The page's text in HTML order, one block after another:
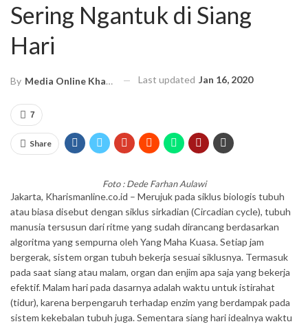
Sering Ngantuk di Siang
Hari
By Media Online Kharismanews.id Last updated Jan 16, 2020
7
Share
Foto : Dede Farhan Aulawi
Jakarta, Kharismanline.co.id – Merujuk pada siklus biologis tubuh
atau biasa disebut dengan siklus sirkadian (Circadian cycle), tubuh
manusia tersusun dari ritme yang sudah dirancang berdasarkan
algoritma yang sempurna oleh Yang Maha Kuasa. Setiap jam
bergerak, sistem organ tubuh bekerja sesuai siklusnya. Termasuk
pada saat siang atau malam, organ dan enjim apa saja yang bekerja
efektif. Malam hari pada dasarnya adalah waktu untuk istirahat
(tidur), karena berpengaruh terhadap enzim yang berdampak pada
sistem kekebalan tubuh juga. Sementara siang hari idealnya waktu